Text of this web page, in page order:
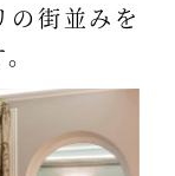
の街並みを